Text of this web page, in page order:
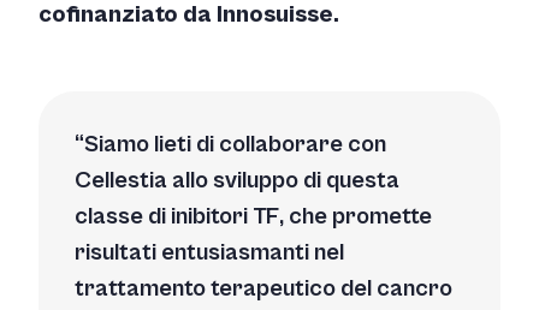
cofinanziato da Innosuisse.
Siamo lieti di collaborare con
Cellestia allo sviluppo di questa
classe di inibitori TF, che promette
risultati entusiasmanti nel
trattamento terapeutico del cancro